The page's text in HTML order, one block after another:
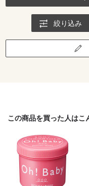
絞り込み
この商品を買った人はこ